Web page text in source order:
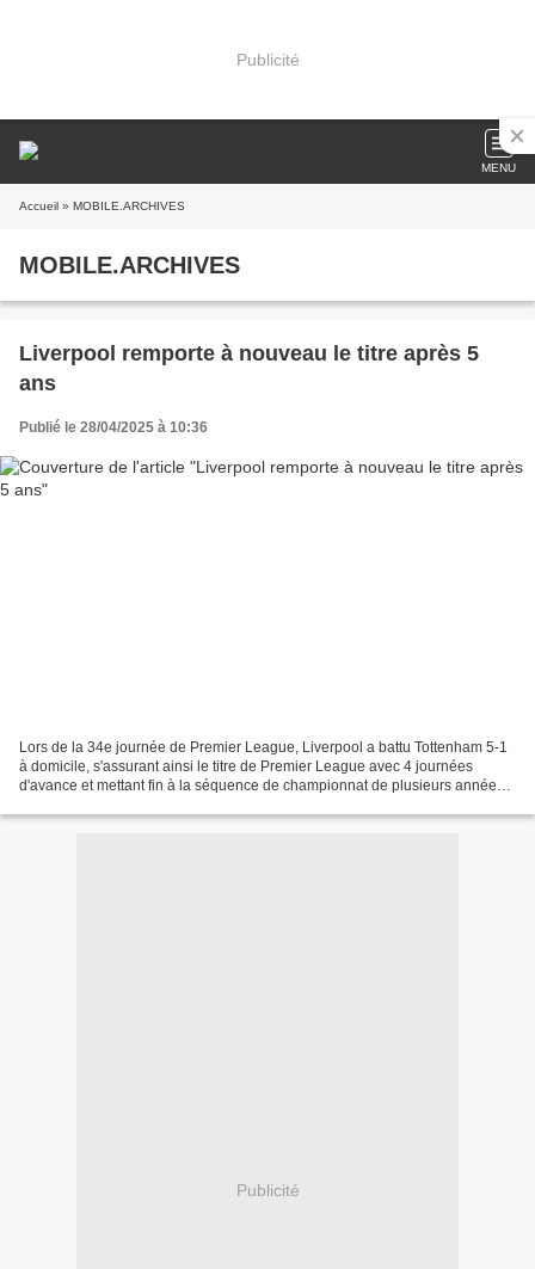
Publicité
MENU
Accueil » MOBILE.ARCHIVES
MOBILE.ARCHIVES
Liverpool remporte à nouveau le titre après 5
ans
Publié le 28/04/2025 à 10:36
Lors de la 34e journée de Premier League, Liverpool a battu Tottenham 5-1
à domicile, s'assurant ainsi le titre de Premier League avec 4 journées
d'avance et mettant fin à la séquence de championnat de plusieurs années
Publicité